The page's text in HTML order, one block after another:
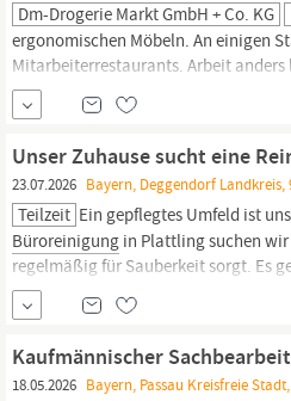
Dm-Drogerie Markt GmbH + Co. KG
ergonomischen Möbeln. An einigen
Mitarbeiterrestaurants. Arbeit anders
einer besonderen
Ausbildungskonzept ist
Hierarchien gibt es bei uns nicht –
selbstbestimmtem Arbeiten und
Unser Zuhause sucht eine
23.07.2026 Bayern, Deggendorf Landkreis,
Teilzeit Ein gepflegtes Umfeld ist
Büroreinigung in Plattling suchen
regelmäßig für Sauberkeit sorgt. Es
Räumen sowie 3 WC-Bereichen. Die
üblichen Reinigungsarbeiten wie
sanitäre Bereiche. Der
gemeinsam...
Kaufmännischer
18.05.2026 Bayern, Passau Kreisfreie Stadt,